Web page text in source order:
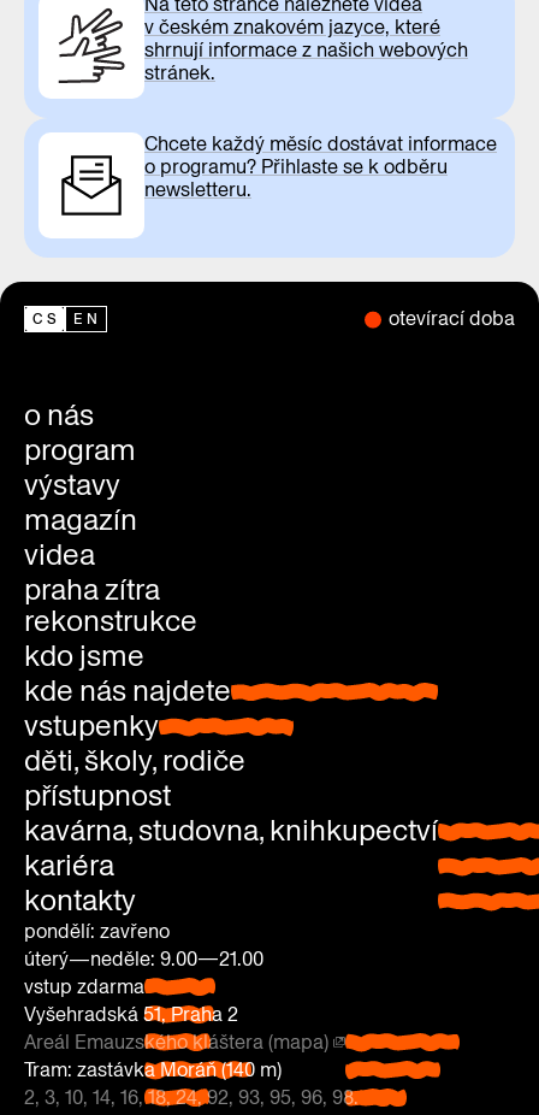
v českém znakovém jazyce, které
shrnují informace z našich webových
stránek.
Chcete každý měsíc dostávat informace
o programu? Přihlaste se k odběru
newsletteru.
CS EN otevírací doba
o nás
program
výstavy
magazín
videa
praha zítra
rekonstrukce
kdo jsme
kde nás najdetekde nás najdete
vstupenkyvstupenky
děti, školy, rodiče
přístupnost
kavárna, studovna, knihkupectví
kariéra
kontakty
pondělí: zavřeno
úterý—neděle: 9.00—21.00
vstup zdarmapondělí:
zavřeno
úterý—
neděle: 9.00
—21.00
Vyšehradská 51, Praha 2
Areál Emauzského kláštera (mapa)
Vyšehradská
51, Praha 2
Areál
Tram: zastávka Moráň (140 m)
2, 3, 10, 14, 16, 18, 24, 92, 93, 95, 96, 98.Tram: